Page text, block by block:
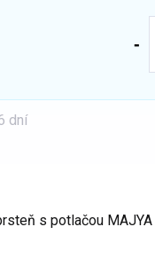
s potlačou MAJYA
dní